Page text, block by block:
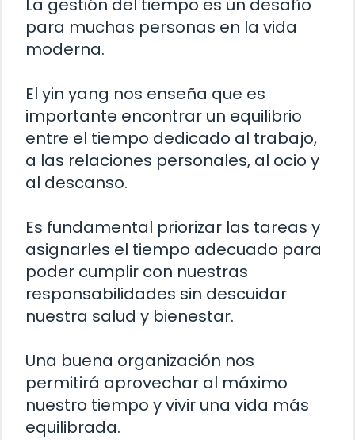
La gestión del tiempo es un desafío
para muchas personas en la vida
moderna.
El yin yang nos enseña que es
importante encontrar un equilibrio
entre el tiempo dedicado al trabajo,
a las relaciones personales, al ocio y
al descanso.
Es fundamental priorizar las tareas y
asignarles el tiempo adecuado para
poder cumplir con nuestras
responsabilidades sin descuidar
nuestra salud y bienestar.
Una buena organización nos
permitirá aprovechar al máximo
nuestro tiempo y vivir una vida más
equilibrada.